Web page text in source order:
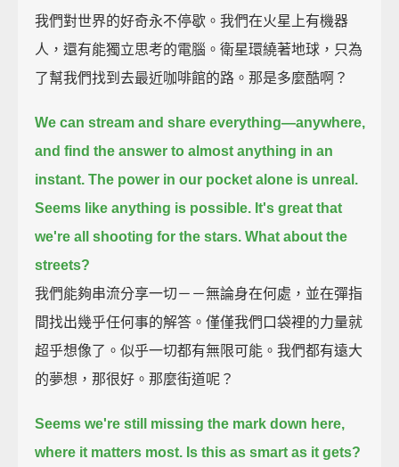
我們對世界的好奇永不停歇。我們在火星上有機器
人，還有能獨立思考的電腦。衛星環繞著地球，只為
了幫我們找到去最近咖啡館的路。那是多麼酷啊？
We can stream and share everything—anywhere,
and find the answer to almost anything in an
instant. The power in our pocket alone is unreal.
Seems like anything is possible. It's great that
we're all shooting for the stars. What about the
streets?
我們能夠串流分享一切－－無論身在何處，並在彈指
間找出幾乎任何事的解答。僅僅我們口袋裡的力量就
超乎想像了。似乎一切都有無限可能。我們都有遠大
的夢想，那很好。那麼街道呢？
Seems we're still missing the mark down here,
where it matters most. Is this as smart as it gets?